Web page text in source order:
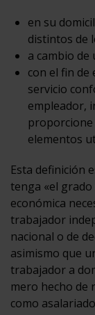
en su
distintos de
a cambio de
con el fin
servicio
empleador,
elementos
Esta definición
tenga «el
económica
trabajador
nacional o de
asimismo que
trabajador a
mero hecho de
como